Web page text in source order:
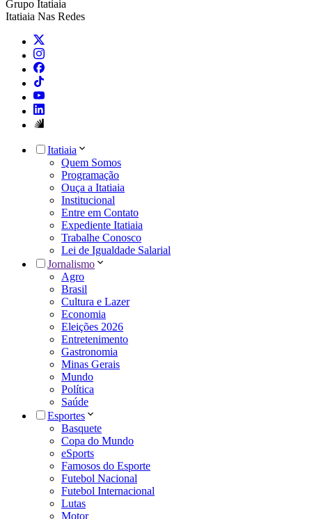
Grupo Itatiaia
Itatiaia Nas Redes
Itatiaia
Quem Somos
Programação
Ouça a Itatiaia
Institucional
Entre em Contato
Expediente Itatiaia
Trabalhe Conosco
Lei de Igualdade Salarial
Jornalismo
Agro
Brasil
Cultura e Lazer
Economia
Eleições 2026
Entretenimento
Gastronomia
Minas Gerais
Mundo
Política
Saúde
Esportes
Basquete
Copa do Mundo
eSports
Famosos do Esporte
Futebol Nacional
Futebol Internacional
Lutas
Motor